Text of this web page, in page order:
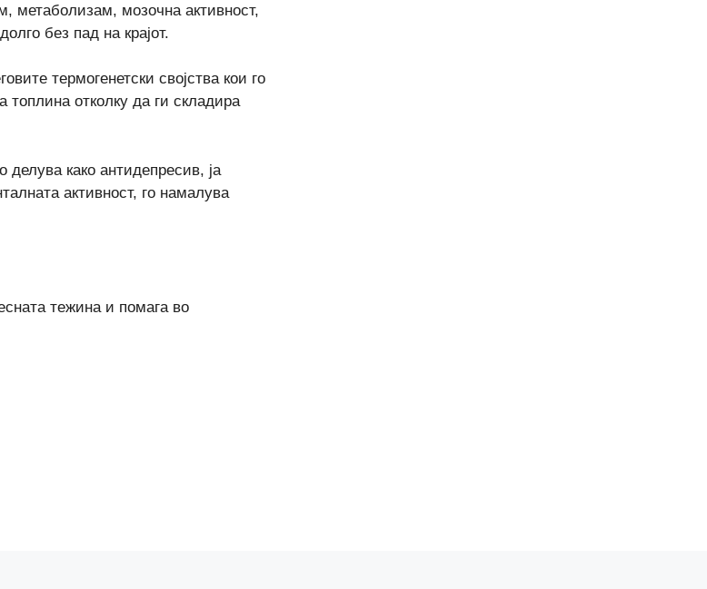
метаболизам, мозочна активност,
без пад на крајот.
термогенетски својства кои го
отколку да ги складира
како антидепресив, ја
активност, го намалува
тежина и помага во